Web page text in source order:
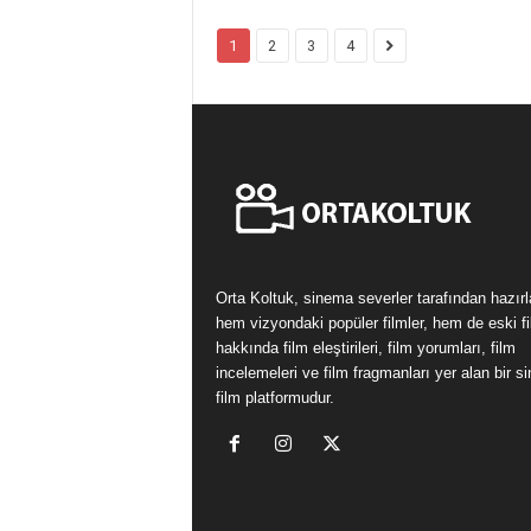
1 2 3 4
Orta Koltuk, sinema severler tarafından
hem vizyondaki popüler filmler, hem de eski
hakkında film eleştirileri, film yorumları, film
incelemeleri ve film fragmanları yer alan bir
film platformudur.